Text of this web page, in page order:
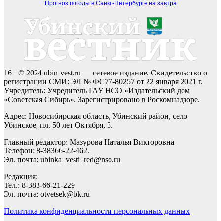
Прогноз погоды в Санкт-Петербурге на завтра
16+ © 2024 ubin-vest.ru — сетевое издание. Свидетельство о
регистрации СМИ: ЭЛ № ФС77-80257 от 22 января 2021 г.
Учредитель: Учредитель ГАУ НСО «Издательский дом
«Советская Сибирь». Зарегистрировано в Роскомнадзоре.
Адрес: Новосибирская область, Убинский район, село
Убинское, пл. 50 лет Октября, 3.
Главный редактор: Мазурова Наталья Викторовна
Телефон: 8-38366-22-462.
Эл. почта: ubinka_vesti_red@nso.ru
Редакция:
Тел.: 8-383-66-21-229
Эл. почта: otvetsek@bk.ru
Политика конфиденциальности персональных данных